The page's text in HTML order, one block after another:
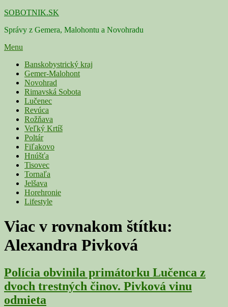
Skip
content
SOBOTNIK.SK
Správy z Gemera, Malohontu a Novohradu
Menu
Primárne
menu
Banskobystrický kraj
Gemer-Malohont
Novohrad
Rimavská Sobota
Lučenec
Revúca
Rožňava
Veľký Krtíš
Poltár
Fiľakovo
Hnúšťa
Tisovec
Tornaľa
Jelšava
Horehronie
Lifestyle
Viac v rovnakom štítku:
Alexandra Pivková
Polícia obvinila primátorku Lučenca z
dvoch trestných činov. Pivková vinu
odmieta